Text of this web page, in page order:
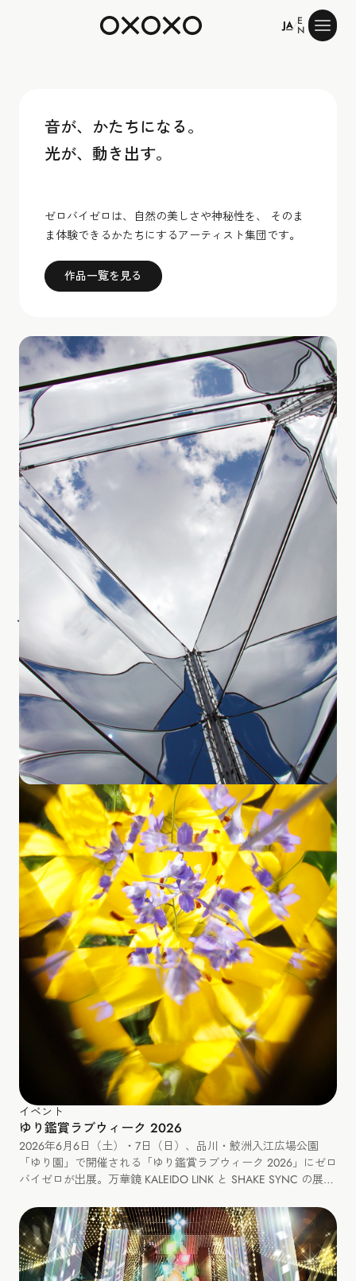
JA/E
N
音が、かたちになる。
光が、動き出す。
ゼロバイゼロは、自然の美しさや神秘性を、 そのま
ま体験できるかたちにするアーティスト集団です。
作品一覧を見る
光や水、風、音といった自然の動きに宿る美しさや神秘を、
シンプルなしくみとテクノロジーで引き出します。
見過ごしていた日常の中の変化に、ふと気づく瞬間をつくりま
イベント
ゆり鑑賞ラブウィーク 2026
2026年6月6日（土）・7日（日）、品川・鮫洲入江広場公園
「ゆり園」で開催される「ゆり鑑賞ラブウィーク 2026」にゼロ
バイゼロが出展。万華鏡 KALEIDO LINK と SHAKE SYNC の展
プも開催します。